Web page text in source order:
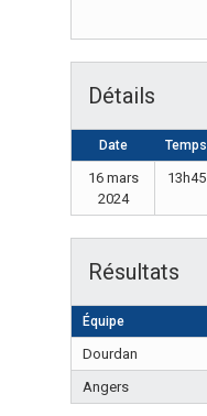
Détails
Date Temps
16 mars
2024
13h45
Résultats
Équipe
Dourdan
Angers